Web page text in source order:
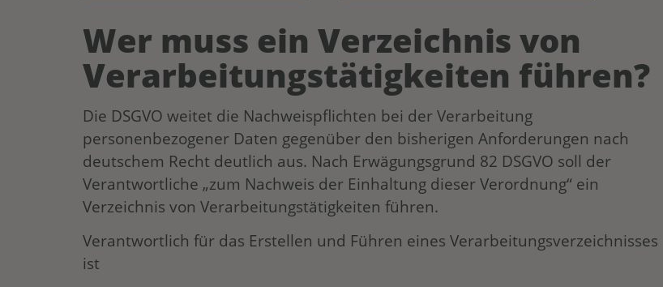
Wer muss ein Verzeichnis von
Verarbeitungstätigkeiten führen?
Die DSGVO weitet die Nachweispflichten bei der Verarbeitung
personenbezogener Daten gegenüber den bisherigen Anforderungen nach
deutschem Recht deutlich aus. Nach Erwägungsgrund 82 DSGVO soll der
Verantwortliche „zum Nachweis der Einhaltung dieser Verordnung“ ein
Verzeichnis von Verarbeitungstätigkeiten führen.
Verantwortlich für das Erstellen und Führen eines Verarbeitungsverzeichnisses
ist